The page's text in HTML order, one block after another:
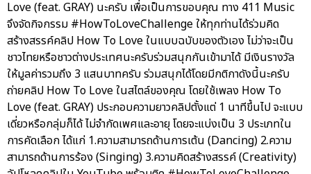
Love (feat. GRAY) นะครับ เพื่อเป็นการขอบคุณ ทาง 411 Music
จึงจัดกิจกรรม #HowToLoveChallenge ให้ทุกท่านได้ร่วมคิด
สร้างสรรค์คลิป How To Love ในแบบฉบับของตัวเอง ไม่ว่าจะเป็น
ชาวไทยหรือชาวต่างประเทศนะครับร่วมสนุกกันเข้ามาได้ มีเงินรางวัล
ให้มูลค่ารวมถึง 3 แสนบาทครับ ร่วมสนุกได้โดยมีกติกาดังนี้นะครับ
ถ่ายคลิป How To Love ในสไตล์ของคุณ โดยใช้เพลง How To
Love (feat. GRAY) ประกอบความยาวคลิปตั้งแต่ 1 นาทีขึ้นไป จะแบบ
เดี่ยวหรือกลุ่มก็ได้ ไม่จำกัดเพศและอายุ โดยจะแบ่งเป็น 3 ประเภทใน
การคัดเลือก ได้แก่ 1.ความสามารถด้านการเต้น (Dancing) 2.ความ
สามารถด้านการร้อง (Singing) 3.ความคิดสร้างสรรค์ (Creativity)